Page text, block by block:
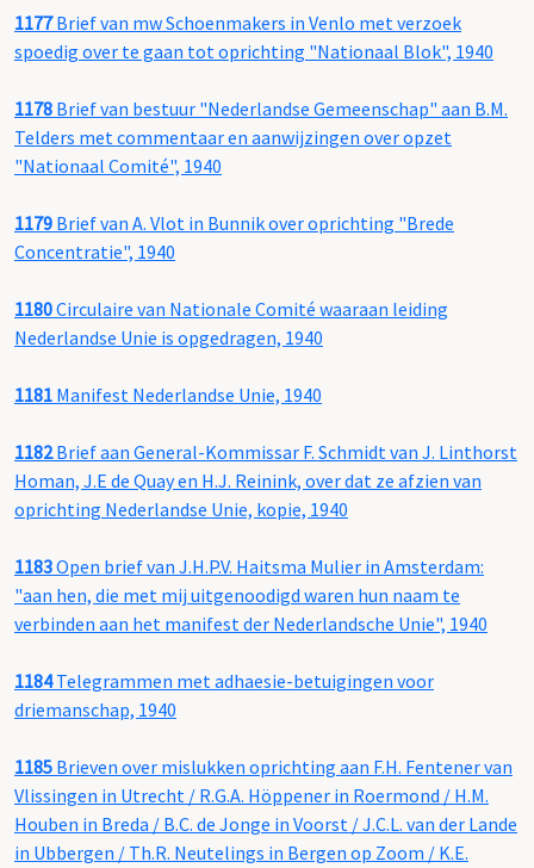
1177Brief van mw Schoenmakers in Venlo met verzoek
spoedig over te gaan tot oprichting "Nationaal Blok", 1940
1178 Brief van bestuur "Nederlandse Gemeenschap" aan B.M.
Telders met commentaar en aanwijzingen over opzet
"Nationaal Comité", 1940
1179 Brief van A. Vlot in Bunnik over oprichting "Brede
Concentratie", 1940
1180Circulaire van Nationale Comité waaraan leiding
Nederlandse Unie is opgedragen, 1940
1181 Manifest Nederlandse Unie, 1940
1182Brief aan General-Kommissar F. Schmidt van J. Linthorst
Homan, J.E de Quay en H.J. Reinink, over dat ze afzien van
oprichting Nederlandse Unie, kopie, 1940
1183Open brief van J.H.P.V. Haitsma Mulier in Amsterdam:
"aan hen, die met mij uitgenoodigd waren hun naam te
verbinden aan het manifest der Nederlandsche Unie", 1940
1184Telegrammen met adhaesie-betuigingen voor
driemanschap, 1940
1185 Brieven over mislukken oprichting aan F.H. Fentener van
Vlissingen in Utrecht / R.G.A. Höppener in Roermond / H.M.
Houben in Breda / B.C. de Jonge in Voorst / J.C.L. van der Lande
in Ubbergen / Th.R. Neutelings in Bergen op Zoom / K.E.